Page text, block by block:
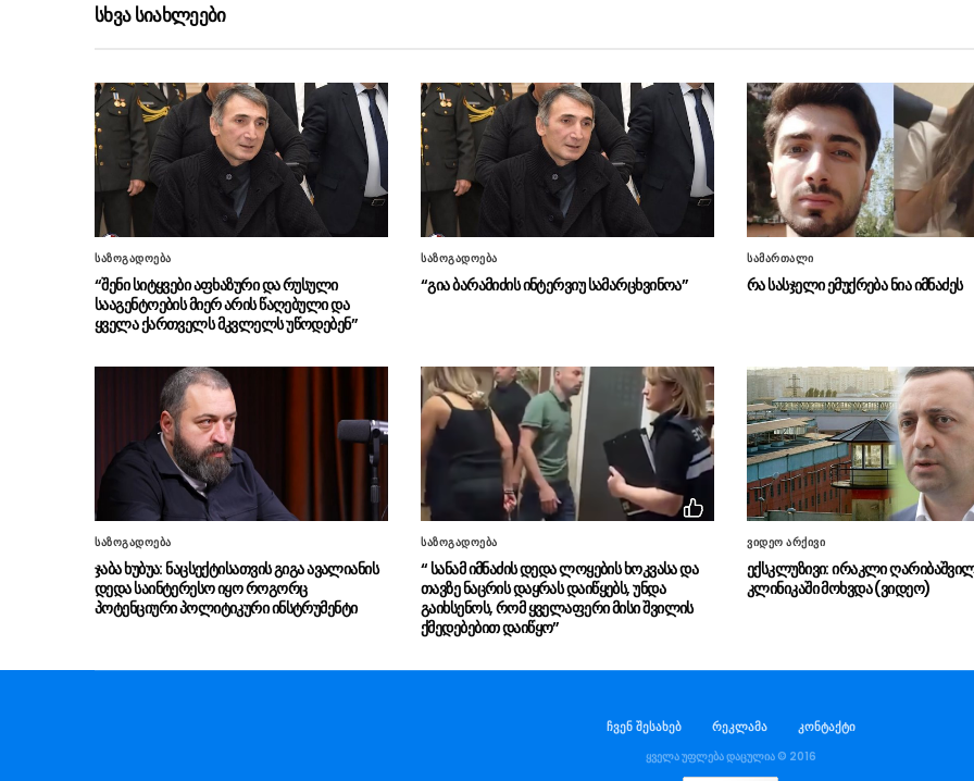
სხვა სიახლეები
საზოგადოება
“შენი სიტყვები აფხაზური და რუსული
სააგენტოების მიერ არის წაღებული და
ყველა ქართველს მკვლელს უწოდებენ”
საზოგადოება
“გია ბარამიძის ინტერვიუ სამარცხვინოა”
სამართალი
რა სასჯელი ემუქრება ნია იმნაძეს
საზოგადოება
ჯაბა ხუბუა: ნაცსექტისათვის გიგა ავალიანის
დედა საინტერესო იყო როგორც
პოტენციური პოლიტიკური ინსტრუმენტი
საზოგადოება
“ სანამ იმნაძის დედა ლოყების ხოკვასა და
თავზე ნაცრის დაყრას დაიწყებს, უნდა
გაიხსენოს, რომ ყველაფერი მისი შვილის
ქმედებებით დაიწყო”
ვიდეო არქივი
ექსკლუზივი: ირაკლი
კლინიკაში მოხვდა (ვიდეო)
ჩვენ შესახებ რეკლამა კონტაქტი
ყველა უფლება დაცულია © 2016